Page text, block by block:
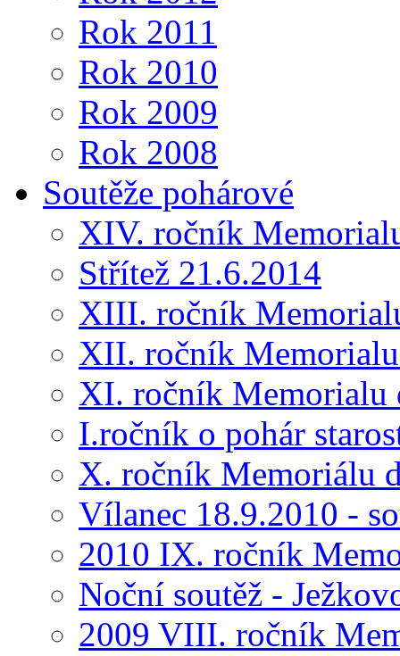
Rok 2011
Rok 2010
Rok 2009
Rok 2008
Soutěže pohárové
XIV. ročník
Střítež 21.6.2014
XIII. ročník
XII. ročník
XI. ročník Memorialu
I.ročník o pohár
X. ročník Memoriálu
Vílanec 18.9.2010 -
2010 IX. ročník
Noční soutěž -
2009 VIII. ročník